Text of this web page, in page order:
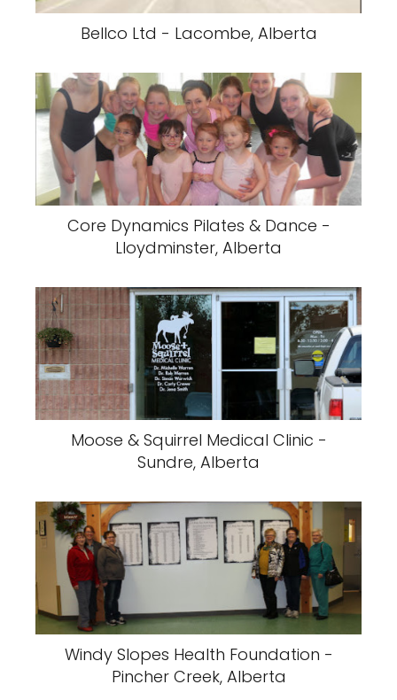
Bellco Ltd - Lacombe, Alberta
Core Dynamics Pilates & Dance -
Lloydminster, Alberta
Moose & Squirrel Medical Clinic -
Sundre, Alberta
Windy Slopes Health Foundation -
Pincher Creek, Alberta